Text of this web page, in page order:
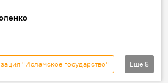
"Исламское государство"
Еще 8